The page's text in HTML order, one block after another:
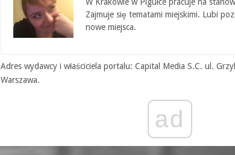
Zajmuje się tematami miejskimi. Lubi
nowe miejsca.
Adres wydawcy i właściciela portalu: Capital Media S.C. ul.
Warszawa.
ad